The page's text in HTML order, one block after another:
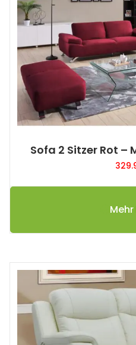
Sofa 2 Sitzer Rot –